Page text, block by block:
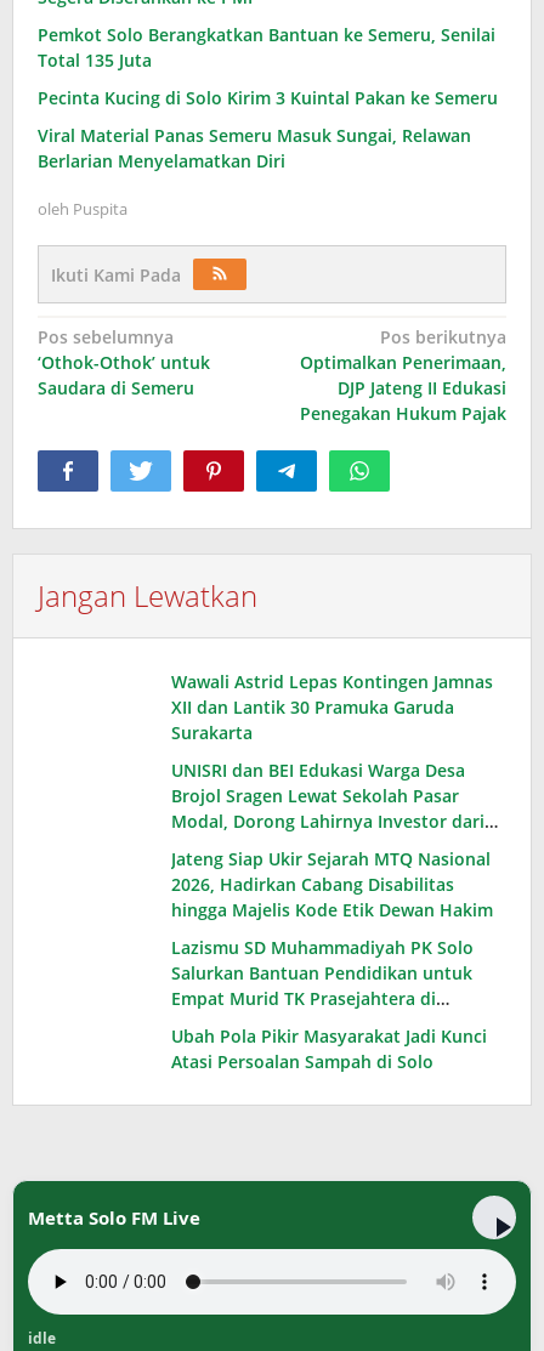
Pemkot Solo Berangkatkan Bantuan ke Semeru, Senilai
Total 135 Juta
Pecinta Kucing di Solo Kirim 3 Kuintal Pakan ke Semeru
Viral Material Panas Semeru Masuk Sungai, Relawan
Berlarian Menyelamatkan Diri
oleh Puspita
Ikuti Kami Pada
Navigasi
pos
Pos sebelumnya
‘Othok-Othok’ untuk
Saudara di Semeru
Pos berikutnya
Optimalkan Penerimaan,
DJP Jateng II Edukasi
Penegakan Hukum Pajak
Jangan Lewatkan
Wawali Astrid Lepas Kontingen Jamnas
XII dan Lantik 30 Pramuka Garuda
Surakarta
UNISRI dan BEI Edukasi Warga Desa
Brojol Sragen Lewat Sekolah Pasar
Modal, Dorong Lahirnya Investor dari
Jateng Siap Ukir Sejarah MTQ Nasional
2026, Hadirkan Cabang Disabilitas
hingga Majelis Kode Etik Dewan Hakim
Lazismu SD Muhammadiyah PK Solo
Salurkan Bantuan Pendidikan untuk
Empat Murid TK Prasejahtera di
Karanganyar
Ubah Pola Pikir Masyarakat Jadi Kunci
Atasi Persoalan Sampah di Solo
Metta Solo FM Live
idle